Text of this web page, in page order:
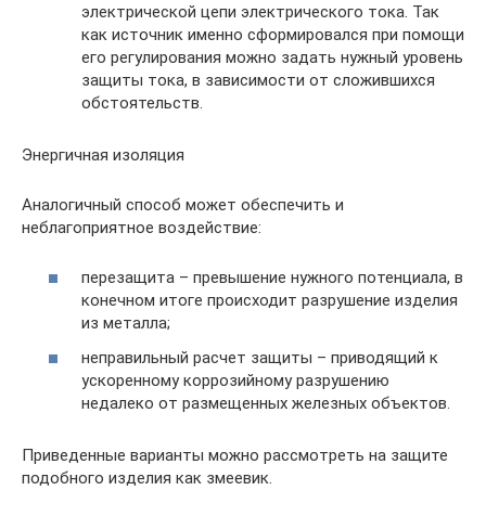
электрической цепи электрического тока. Так
как источник именно сформировался при помощи
его регулирования можно задать нужный уровень
защиты тока, в зависимости от сложившихся
обстоятельств.
Энергичная изоляция
Аналогичный способ может обеспечить и
неблагоприятное воздействие:
перезащита – превышение нужного потенциала, в
конечном итоге происходит разрушение изделия
из металла;
неправильный расчет защиты – приводящий к
ускоренному коррозийному разрушению
недалеко от размещенных железных объектов.
Приведенные варианты можно рассмотреть на защите
подобного изделия как змеевик.